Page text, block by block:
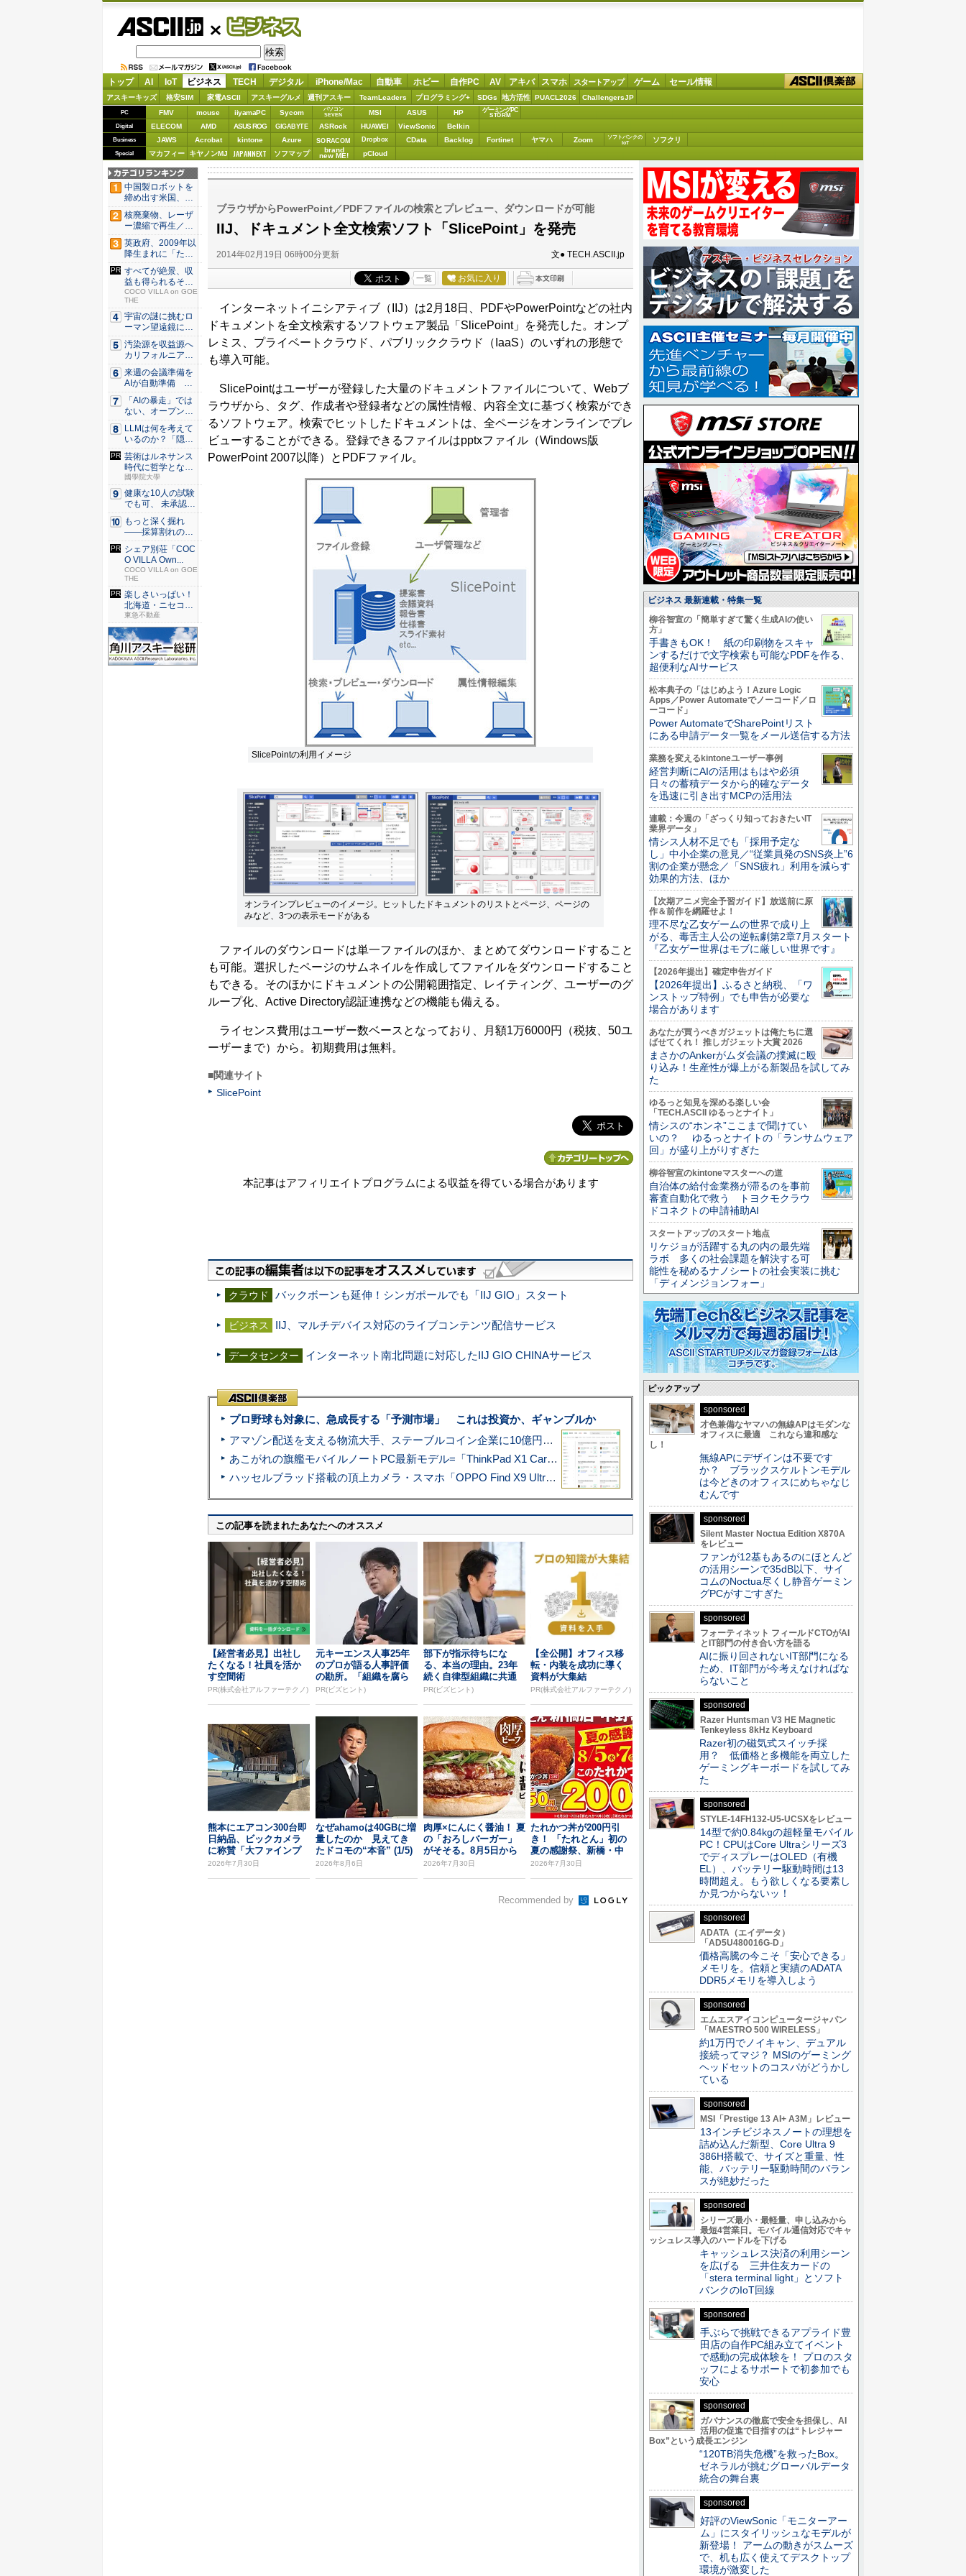
ビジネス
トップ AI IoT ビジネス TECH デジタル iPhone/Mac 自動車 ホビー 自作PC AV アキバ スマホ スタートアップ ゲーム セール情報
アスキーキッズ 格安SIM 家電ASCII アスキーグルメ 週刊アスキー TeamLeaders プログラミング+ SDGs 地方活性 PUACL2026 ChallengersJP
PC FMV mouse iiyamaPC Sycom
パソコン
SEVEN
MSI ASUS HP ゲーミングPC
STORM
Digital ELECOM AMD ASUS ROG GIGABYTE ASRock HUAWEI ViewSonic Belkin
Business JAWS Acrobat kintone Azure SORACOM Dropbox CData Backlog Fortinet ヤマハ Zoom
ソフトバンクの
IoT
ソフクリ
Special マカフィー キヤノンMJ JAPANNEXT ソフマップ brand
new ME! pCloud
ブラウザからPowerPoint／PDFファイルの検索とプレビュー、ダウンロードが可能
IIJ、ドキュメント全文検索ソフト「SlicePoint」を発売
2014年02月19日 06時00分更新 文● TECH.ASCII.jp
一覧 お気に入り
インターネットイニシアティブ（IIJ）は2月18日、PDFやPowerPointなどの社内
ドキュメントを全文検索するソフトウェア製品「SlicePoint」を発売した。オンプ
レミス、プライベートクラウド、パブリッククラウド（IaaS）のいずれの形態で
も導入可能。
SlicePointはユーザーが登録した大量のドキュメントファイルについて、Webブ
ラウザから、タグ、作成者や登録者などの属性情報、内容全文に基づく検索ができ
るソフトウェア。検索でヒットしたドキュメントは、全ページをオンラインでプレ
ビューすることができる。登録できるファイルはpptxファイル（Windows版
PowerPoint 2007以降）とPDFファイル。
SlicePointの利用イメージ
オンラインプレビューのイメージ。ヒットしたドキュメントのリストとページ、ページの
みなど、3つの表示モードがある
ファイルのダウンロードは単一ファイルのほか、まとめてダウンロードすること
も可能。選択したページのサムネイルを作成してファイルをダウンロードすること
もできる。そのほかにドキュメントの公開範囲指定、レイティング、ユーザーのグ
ループ化、Active Directory認証連携などの機能も備える。
ライセンス費用はユーザー数ベースとなっており、月額1万6000円（税抜、50ユ
ーザーまで）から。初期費用は無料。
■関連サイト
SlicePoint
本記事はアフィリエイトプログラムによる収益を得ている場合があります
クラウド バックボーンも延伸！シンガポールでも「IIJ GIO」スタート
ビジネス IIJ、マルチデバイス対応のライブコンテンツ配信サービス
データセンター インターネット南北問題に対応したIIJ GIO CHINAサービス
プロ野球も対象に、急成長する「予測市場」 これは投資か、ギャンブルか
アマゾン配送を支える物流大手、ステーブルコイン企業に10億円投資のワケ
あこがれの旗艦モバイルノートPC最新モデル=「ThinkPad X1 Carbon Gen 14 Aura Edition」実機レビュー
ハッセルブラッド搭載の頂上カメラ・スマホ「OPPO Find X9 Ultra」実写レビュー=プロが本気で徹底撮影しました!!
この記事を読まれたあなたへのオススメ
【経営者必見】出社し
たくなる！社員を活か
す空間術
PR(株式会社アルファーテクノ)
元キーエンス人事25年
のプロが語る人事評価
の勘所。「組織を腐ら
せるNG評価」とは...
PR(ビズヒント)
部下が指示待ちにな
る、本当の理由。23年
続く自律型組織に共通
する「3つの要素」
PR(ビズヒント)
【全公開】オフィス移
転・内装を成功に導く
資料が大集結
PR(株式会社アルファーテクノ)
熊本にエアコン300台即
日納品、ビックカメラ
に称賛「大ファインプ
レー」
2026年7月30日
なぜahamoは40GBに増
量したのか 見えてき
たドコモの“本音” (1/5)
2026年8月6日
肉厚×にんにく醤油！ 夏
の「おろしバーガー」
がそそる。8月5日から
2026年7月30日
たれかつ丼が200円引
き！ 「たれとん」初の
夏の感謝祭、新橋・中
野北口で開催
2026年7月30日
Recommended by
中国製ロボットを
締め出す米国、そ
の研究は...
核廃棄物、レーザ
ー濃縮で再生／ブ
タ腎臓、...
英政府、2009年以
降生まれに「たば
こ販...
すべてが絶景、収
益も得られるその
仕組みと...
COCO VILLA on GOE
THE
宇宙の謎に挑むロ
ーマン望遠鏡に加
わった、...
汚染源を収益源へ
カリフォルニア酪
農が頼...
来週の会議準備を
AIが自動準備
「Cop...
「AIの暴走」では
ない、オープンAI
のモ...
LLMは何を考えて
いるのか？「隠れ
た領域...
芸術はルネサンス
時代に哲学となっ
た？
國學院大學
健康な10人の試験
でも可、 未承認薬
の「...
もっと深く掘れ
——採算割れの地
熱発電所を...
シェア別荘「COC
O VILLA Own...
COCO VILLA on GOE
THE
楽しさいっぱい！
北海道・ニセコで
避暑の夏...
東急不動産
ビジネス 最新連載・特集一覧
柳谷智宣の「簡単すぎて驚く生成AIの使い
方」
手書きもOK！ 紙の印刷物をスキャ
ンするだけで文字検索も可能なPDFを作る、
超便利なAIサービス
松本典子の「はじめよう！Azure Logic
Apps／Power Automateでノーコード／ロ
ーコード」
Power AutomateでSharePointリスト
にある申請データ一覧をメール送信する方法
業務を変えるkintoneユーザー事例
経営判断にAIの活用はもはや必須
日々の蓄積データから的確なデータ
を迅速に引き出すMCPの活用法
連載：今週の「ざっくり知っておきたいIT
業界データ」
情シス人材不足でも「採用予定な
し」中小企業の意見／“従業員発のSNS炎上”6
割の企業が懸念／「SNS疲れ」利用を減らす
効果的方法、ほか
【次期アニメ完全予習ガイド】放送前に原
作＆前作を網羅せよ！
理不尽な乙女ゲームの世界で成り上
がる、毒舌主人公の逆転劇第2章7月スタート
『乙女ゲー世界はモブに厳しい世界です』
【2026年提出】確定申告ガイド
【2026年提出】ふるさと納税、「ワ
ンストップ特例」でも申告が必要な
場合があります
あなたが買うべきガジェットは俺たちに選
ばせてくれ！ 推しガジェット大賞 2026
まさかのAnkerがムダ会議の撲滅に殴
り込み！生産性が爆上がる新製品を試してみ
た
ゆるっと知見を深める楽しい会
「TECH.ASCII ゆるっとナイト」
情シスの“ホンネ”ここまで聞けてい
いの？ ゆるっとナイトの「ランサムウェア
回」が盛り上がりすぎた
柳谷智宣のkintoneマスターへの道
自治体の給付金業務が滞るのを事前
審査自動化で救う トヨクモクラウ
ドコネクトの申請補助AI
スタートアップのスタート地点
リケジョが活躍する丸の内の最先端
ラボ 多くの社会課題を解決する可
能性を秘めるナノシートの社会実装に挑む
「ディメンジョンフォー」
ピックアップ
sponsored
才色兼備なヤマハの無線APはモダンな
オフィスに最適 これなら違和感な
し！
無線APにデザインは不要です
か？ ブラックスケルトンモデル
は今どきのオフィスにめちゃなじ
むんです
sponsored
Silent Master Noctua Edition X870A
をレビュー
ファンが12基もあるのにほとんど
の活用シーンで35dB以下、サイ
コムのNoctua尽くし静音ゲーミン
グPCがすごすぎた
sponsored
フォーティネット フィールドCTOがAI
とIT部門の付き合い方を語る
AIに振り回されないIT部門になる
ため、IT部門が今考えなければな
らないこと
sponsored
Razer Huntsman V3 HE Magnetic
Tenkeyless 8kHz Keyboard
Razer初の磁気式スイッチ採
用？ 低価格と多機能を両立した
ゲーミングキーボードを試してみ
た
sponsored
STYLE-14FH132-U5-UCSXをレビュー
14型で約0.84kgの超軽量モバイル
PC！CPUはCore Ultraシリーズ3
でディスプレーはOLED（有機
EL）、バッテリー駆動時間は13
時間超え。もう欲しくなる要素し
か見つからないッ！
sponsored
ADATA（エイデータ）
「AD5U480016G-D」
価格高騰の今こそ「安心できる」
メモリを。信頼と実績のADATA
DDR5メモリを導入しよう
sponsored
エムエスアイコンピュータージャパン
「MAESTRO 500 WIRELESS」
約1万円でノイキャン、デュアル
接続ってマジ？ MSIのゲーミング
ヘッドセットのコスパがどうかし
ている
sponsored
MSI「Prestige 13 AI+ A3M」レビュー
13インチビジネスノートの理想を
詰め込んだ新型、Core Ultra 9
386H搭載で、サイズと重量、性
能、バッテリー駆動時間のバラン
スが絶妙だった
sponsored
シリーズ最小・最軽量、申し込みから
最短4営業日。モバイル通信対応でキャ
ッシュレス導入のハードルを下げる
キャッシュレス決済の利用シーン
を広げる 三井住友カードの
「stera terminal light」とソフト
バンクのIoT回線
sponsored
手ぶらで挑戦できるアプライド豊
田店の自作PC組み立てイベント
で感動の完成体験を！ プロのスタ
ッフによるサポートで初参加でも
安心
sponsored
ガバナンスの徹底で安全を担保し、AI
活用の促進で目指すのは“トレジャー
Box”という成長エンジン
“120TB消失危機”を救ったBox。
ゼネラルが挑むグローバルデータ
統合の舞台裏
sponsored
好評のViewSonic「モニターアー
ム」にスタイリッシュなモデルが
新登場！ アームの動きがスムーズ
で、机も広く使えてデスクトップ
環境が激変した